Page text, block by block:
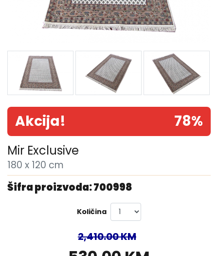
Akcija! 78%
Mir Exclusive
180 x 120 cm
Šifra proizvoda: 700998
Količina
2,410.00 KM